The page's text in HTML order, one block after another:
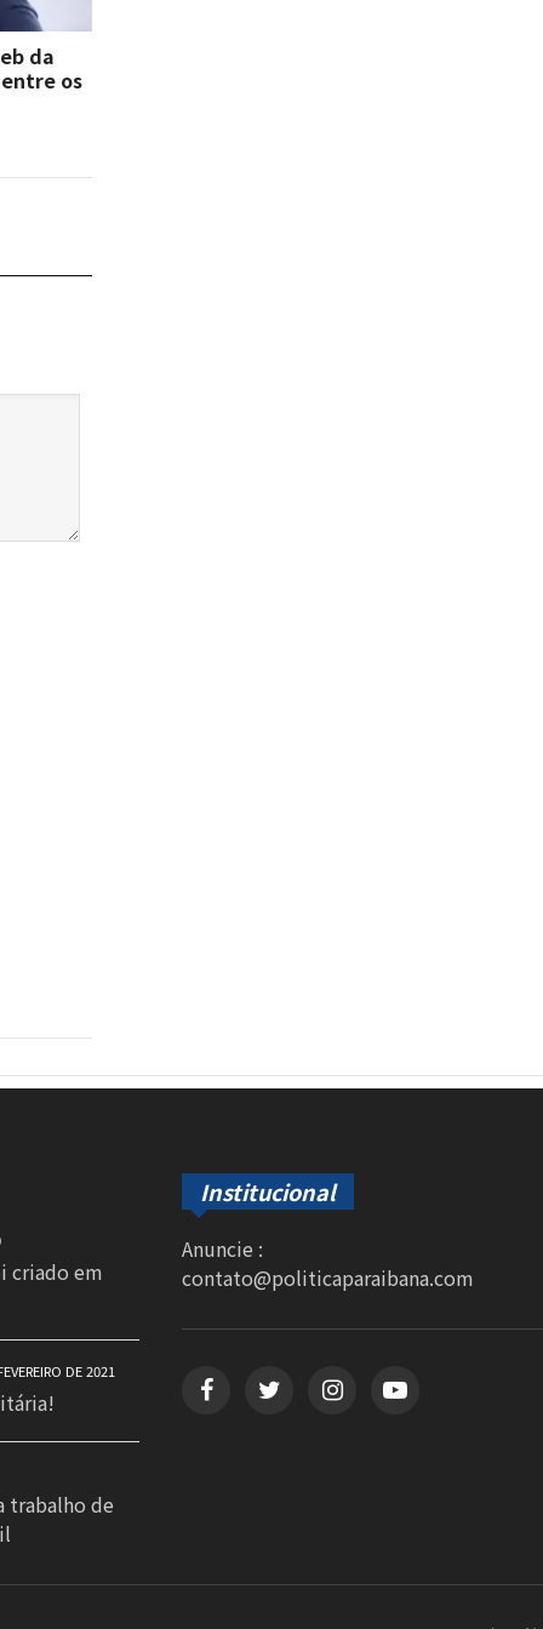
da
os
criado em
DE 2021
trabalho de
Institucional
Anuncie :
contato@politicaparaibana.com